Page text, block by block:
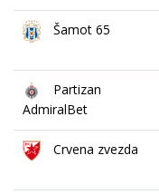
Šamot 65
Partizan
AdmiralBet
Crvena zvezda